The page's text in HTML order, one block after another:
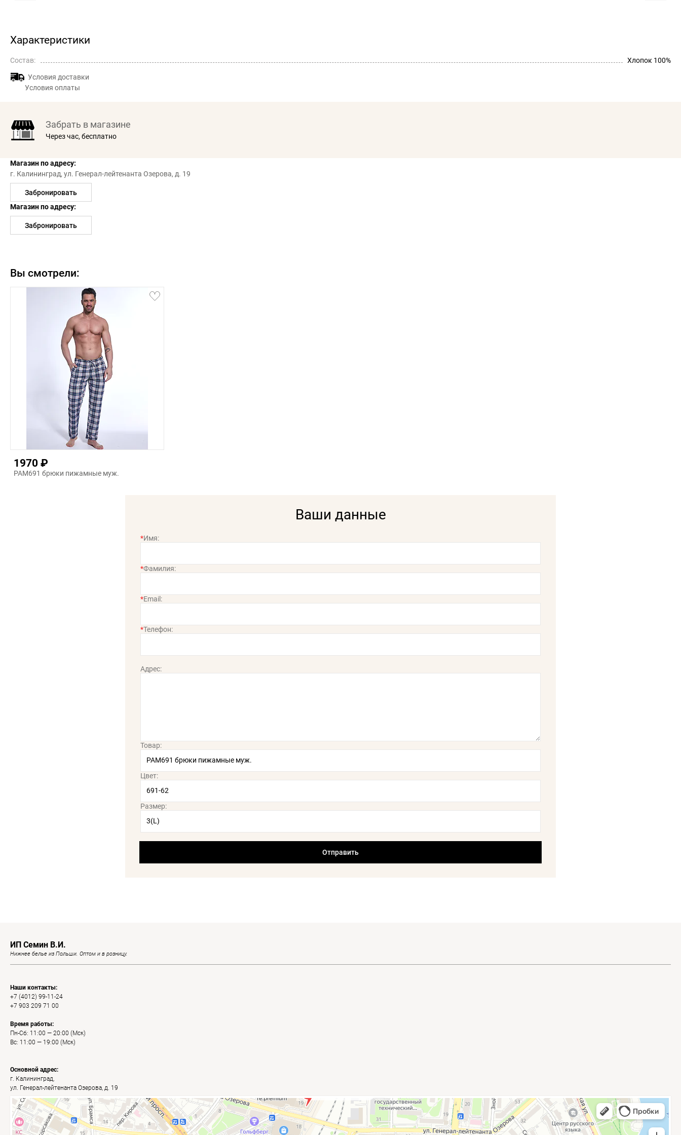
Характеристики
Состав: Хлопок 100%
Условия доставки
Условия оплаты
Забрать в магазине
Через час, бесплатно
Магазин по адресу:
г. Калининград, ул. Генерал-лейтенанта Озерова, д. 19
Забронировать
Магазин по адресу:
Забронировать
Вы смотрели:
1970 ₽
PAM691 брюки пижамные муж.
Ваши данные
*Имя:
*Фамилия:
*Email:
*Телефон:
Адрес:
Товар:
Цвет:
Размер:
ИП Семин В.И.
Нижнее белье из Польши. Оптом и в розницу.
Наши контакты:
+7 (4012) 99-11-24
+7 903 209 71 00
Время работы:
Пн-Сб: 11:00 — 20:00 (Мск)
Вс: 11:00 — 19:00 (Мск)
Основной адрес:
г. Калининград,
ул. Генерал-лейтенанта Озерова, д. 19
Калининград
Яндекс Карты — транспорт, навигация, поиск мест